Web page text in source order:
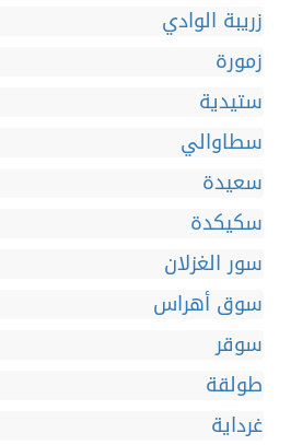
زريبة الوادي
زمورة
ستيدية
سطاوالي
سعيدة
سكيكدة
سور الغزلان
سوق أهراس
سوقر
طولقة
غرداية